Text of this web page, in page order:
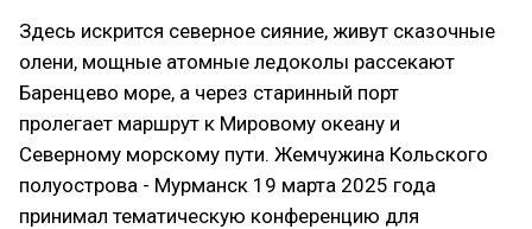
Здесь искрится северное сияние, живут сказочные
олени, мощные атомные ледоколы рассекают
Баренцево море, а через старинный порт
пролегает маршрут к Мировому океану и
Северному морскому пути. Жемчужина Кольского
полуострова - Мурманск 19 марта 2025 года
принимал тематическую конференцию для